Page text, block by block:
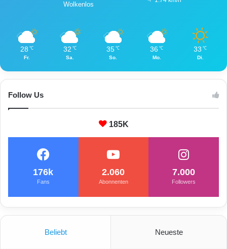
Wolkenlos
28 ℃
Fr.
32 ℃
Sa.
35 ℃
So.
36 ℃
Mo.
33 ℃
Di.
Follow Us
185K
176k
Fans
2.060
Abonnenten
7.000
Followers
Beliebt Neueste